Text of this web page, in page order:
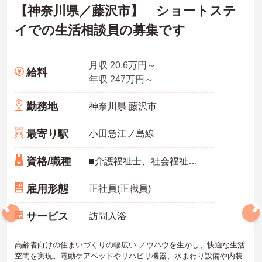
【神奈川県／藤沢市】 ショートステ
イでの生活相談員の募集です
給料
月収 20.6万円～
年収 247万円～
勤務地 神奈川県 藤沢市
最寄り駅 小田急江ノ島線
資格/職種 ■介護福祉士、社会福祉主事任用、社会福祉士、介護支援専門員のいずれか ※普通自動車免許（ＡＴ限定可）必須
雇用形態 正社員(正職員)
サービス 訪問入浴
高齢者向けの住まいづくりの幅広い ノウハウを生かし、快適な生活
空間を実現。電動ケアベッドやリハビリ機器、水まわり設備や内装